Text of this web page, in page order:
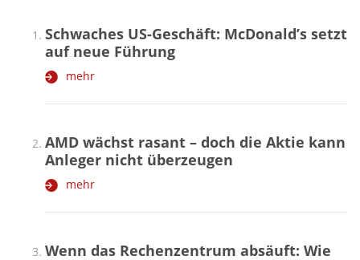
Schwaches US-Geschäft: McDonald’s setzt
auf neue Führung
mehr
AMD wächst rasant – doch die Aktie kann
Anleger nicht überzeugen
mehr
Wenn das Rechenzentrum absäuft: Wie